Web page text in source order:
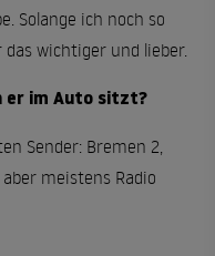
Solange ich noch so
wichtiger und lieber.
er im Auto sitzt?
Sender: Bremen 2,
meistens Radio